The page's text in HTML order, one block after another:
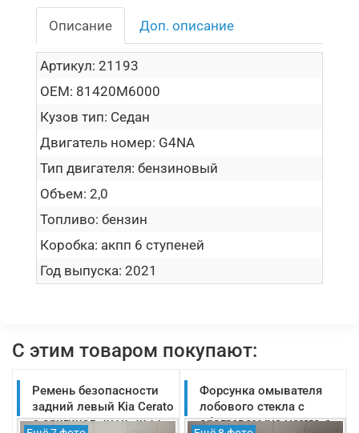
Описание Доп. описание
Артикул: 21193
OEM: 81420M6000
Кузов тип: Седан
Двигатель номер: G4NA
Тип двигателя: бензиновый
Объем: 2,0
Топливо: бензин
Коробка: акпп 6 ступеней
Год выпуска: 2021
С этим товаром покупают:
Ремень безопасности
задний левый Kia Cerato
4 оригинал 2018-2022
Форсунка омывателя
лобового стекла с
обогревом Kia Cerato 4